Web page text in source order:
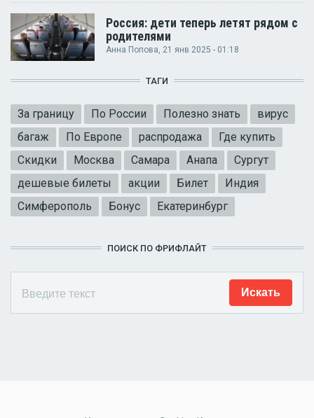
Россия: дети теперь летят рядом с
родителями
Анна Попова, 21 янв 2025 - 01:18
ТАГИ
За границу По России Полезно знать
вирус
багаж
По Европе распродажа
Где купить
Скидки
Москва Самара Анапа
Сургут
дешевые билеты
акции Билет
Индия
Симферополь
Бонус Екатеринбург
ПОИСК ПО ФРИФЛАЙТ